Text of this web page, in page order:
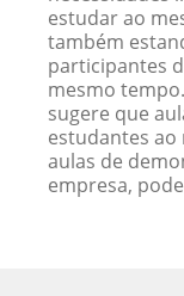
estudar ao
também
participantes
mesmo
sugere que
estudantes ao
aulas de
empresa,